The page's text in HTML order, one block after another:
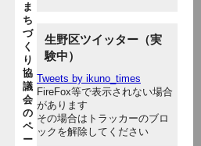
生野区ツイッター（実
験中）
Tweets by ikuno_times
FireFox等で表示されない場合
があります
その場合はトラッカーのブロ
ックを解除してください
ま
ち
づ
く
り
協
議
会
の
ペ
ー